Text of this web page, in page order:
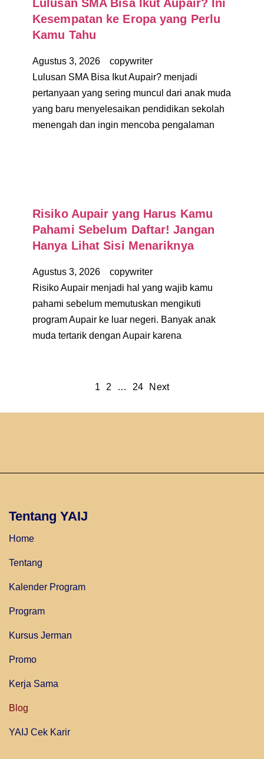
Lulusan SMA Bisa Ikut Aupair? Ini
Kesempatan ke Eropa yang Perlu
Kamu Tahu
Agustus 3, 2026
copywriter
Lulusan SMA Bisa Ikut Aupair? menjadi
pertanyaan yang sering muncul dari anak muda
yang baru menyelesaikan pendidikan sekolah
menengah dan ingin mencoba pengalaman
Risiko Aupair yang Harus Kamu
Pahami Sebelum Daftar! Jangan
Hanya Lihat Sisi Menariknya
Agustus 3, 2026
copywriter
Risiko Aupair menjadi hal yang wajib kamu
pahami sebelum memutuskan mengikuti
program Aupair ke luar negeri. Banyak anak
muda tertarik dengan Aupair karena
1 2 … 24 Next
Tentang YAIJ
Home
Tentang
Kalender Program
Program
Kursus Jerman
Promo
Kerja Sama
Blog
YAIJ Cek Karir